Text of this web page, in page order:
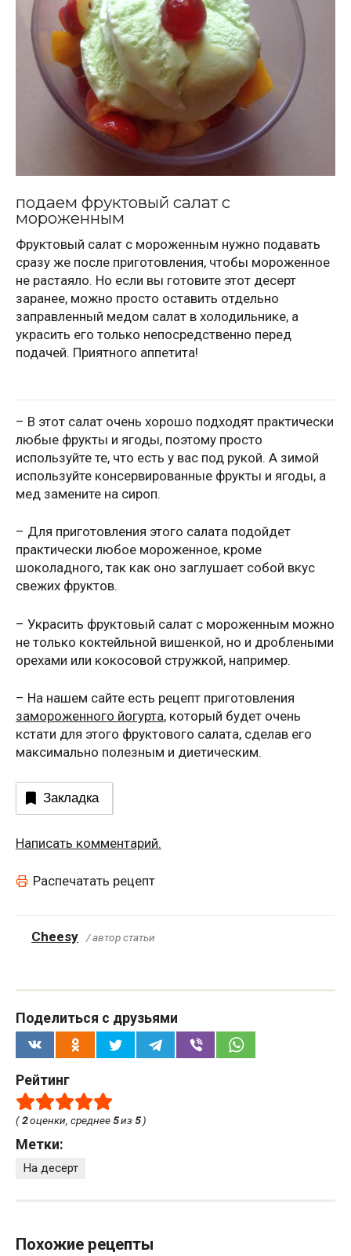
подаем фруктовый салат с
мороженным
Фруктовый салат с мороженным нужно подавать
сразу же после приготовления, чтобы мороженное
не растаяло. Но если вы готовите этот десерт
заранее, можно просто оставить отдельно
заправленный медом салат в холодильнике, а
украсить его только непосредственно перед
подачей. Приятного аппетита!
– В этот салат очень хорошо подходят практически
любые фрукты и ягоды, поэтому просто
используйте те, что есть у вас под рукой. А зимой
используйте консервированные фрукты и ягоды, а
мед замените на сироп.
– Для приготовления этого салата подойдет
практически любое мороженное, кроме
шоколадного, так как оно заглушает собой вкус
свежих фруктов.
– Украсить фруктовый салат с мороженным можно
не только коктейльной вишенкой, но и дроблеными
орехами или кокосовой стружкой, например.
– На нашем сайте есть рецепт приготовления
замороженного йогурта, который будет очень
кстати для этого фруктового салата, сделав его
максимально полезным и диетическим.
Закладка
Написать комментарий.
Распечатать рецепт
Cheesy / автор статьи
Поделиться с друзьями
Рейтинг
(2оценки, среднее5из 5)
Метки:
На десерт
Похожие рецепты